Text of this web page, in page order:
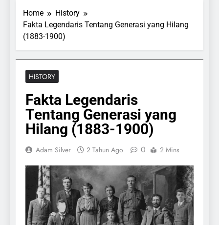
Home
History
Fakta Legendaris Tentang Generasi yang Hilang
(1883-1900)
HISTORY
Fakta Legendaris
Tentang Generasi yang
Hilang (1883-1900)
Adam Silver 2 Tahun Ago 0 2 Mins